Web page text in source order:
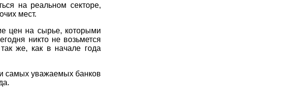
на реальном секторе,
мест.
цен на сырье, которыми
никто не возьмется
так же, как в начале года
самых уважаемых банков